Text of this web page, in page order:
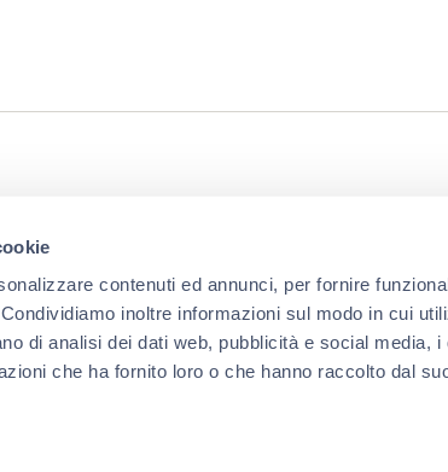
contenuti ed annunci, per fornire
inoltre informazioni sul modo in cui
di analisi dei dati web, pubblicità e social media, i
che ha fornito loro o che hanno raccolto dal
Organizziamo eventi
se sei interessato a partecipare